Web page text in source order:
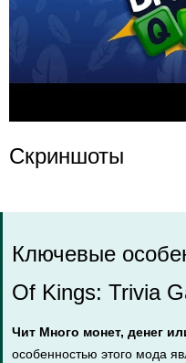
Скриншоты
Ключевые
Of Kings: Trivia
Чит Много монет, денег
особенностью этого мода